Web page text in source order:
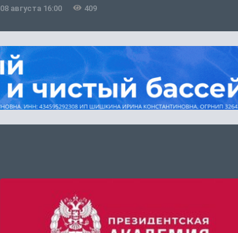
08 августа 16:00 409